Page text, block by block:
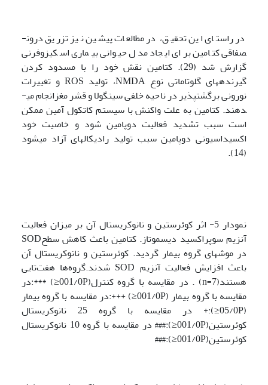
در راستای این تحقیق، در مطالعات پیشین نیز تزریق درون­
صفاقی کتامین برای ایجاد مدل حیوانی بیماری اسکیزوفرنی
گزارش شد (29). کتامین نقش خود را با مسدود کردن
گیرنده­های گلوتاماتی نوع NMDA، تولید ROS و تغییرات
نورونی برگشت­پذیر در ناحیه خلفی سینگولا و قشر مغزانجام می­
دهند. کتامین به علت واکنش با سیستم کاتکول آمین ممکن
است سبب تشدید فعالیت دوپامین شود و خاصیت خود
اکسیداسیونی دوپامین سبب تولید رادیکال­های آزاد می‏شود
(14).
نمودار 5- اثر کوئرستین و نانوکریستال آن بر میزان فعالیت
آنزیم سوپراکسید دیسموتاز. کتامین باعث کاهش سطحSOD
در موش‏های گروه بیمار گردید. کوئرستین و نانوکریستال آن
باعث افزایش فعالیت آنزیم SOD شدند.گروه‌ها هفت‌تایی
هستند(n=7) . در مقایسه با گروه کنترل(001/0P≤) ***:در
مقایسه با گروه بیمار (001/0P≤) +++:در مقایسه با گروه بیمار
(05/0P≤):+ در مقایسه با گروه 25 نانوکریستال
کوئرستین(001/0P≤):### در مقایسه با گروه 10 نانوکریستال
کوئرستین(001/0P≤):###